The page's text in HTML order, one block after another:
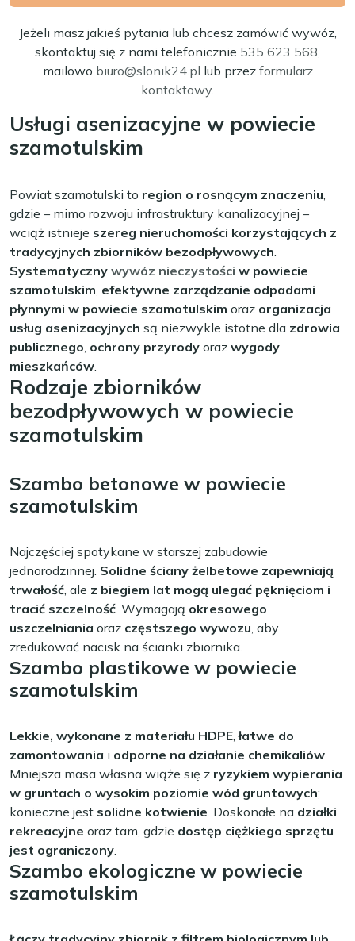
Jeżeli masz jakieś pytania lub chcesz zamówić wywóz,
skontaktuj się z nami telefonicznie 535 623 568,
mailowo biuro@slonik24.pl lub przez formularz
kontaktowy.
Usługi asenizacyjne w powiecie
szamotulskim
Powiat szamotulski to region o rosnącym znaczeniu,
gdzie – mimo rozwoju infrastruktury kanalizacyjnej –
wciąż istnieje szereg nieruchomości korzystających z
tradycyjnych zbiorników bezodpływowych.
Systematyczny wywóz nieczystości w powiecie
szamotulskim, efektywne zarządzanie odpadami
płynnymi w powiecie szamotulskim oraz organizacja
usług asenizacyjnych są niezwykle istotne dla zdrowia
publicznego, ochrony przyrody oraz wygody
mieszkańców.
Rodzaje zbiorników
bezodpływowych w powiecie
szamotulskim
Szambo betonowe w powiecie
szamotulskim
Najczęściej spotykane w starszej zabudowie
jednorodzinnej. Solidne ściany żelbetowe zapewniają
trwałość, ale z biegiem lat mogą ulegać pęknięciom i
tracić szczelność. Wymagają okresowego
uszczelniania oraz częstszego wywozu, aby
zredukować nacisk na ścianki zbiornika.
Szambo plastikowe w powiecie
szamotulskim
Lekkie, wykonane z materiału HDPE,łatwe do
zamontowania i odporne na działanie chemikaliów.
Mniejsza masa własna wiąże się z ryzykiem wypierania
w gruntach o wysokim poziomie wód gruntowych;
konieczne jest solidne kotwienie. Doskonałe na działki
rekreacyjne oraz tam, gdzie dostęp ciężkiego sprzętu
jest ograniczony.
Szambo ekologiczne w powiecie
szamotulskim